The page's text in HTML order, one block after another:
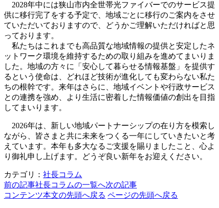
2028年中には狭山市内全世帯光ファイバーでのサービス提
供に移行完了をする予定で、地域ごとに移行のご案内をさせ
ていただいておりますので、どうかご理解いただければと思
っております。
私たちはこれまでも高品質な地域情報の提供と安定したネ
ットワーク環境を維持するための取り組みを進めてまいりま
した。地域の方々に「安心して暮らせる情報基盤」を提供す
るという使命は、どれほど技術が進化しても変わらない私た
ちの根幹です。来年はさらに、地域イベントや行政サービス
との連携を強め、より生活に密着した情報価値の創出を目指
してまいります。
2026年は、新しい地域パートナーシップの在り方を模索し
ながら、皆さまと共に未来をつくる一年にしていきたいと考
えています。本年も多大なるご支援を賜りましたこと、心よ
り御礼申し上げます。どうぞ良い新年をお迎えください。
カテゴリ： 社長コラム
前の記事社長コラムの一覧へ次の記事
コンテンツ本文の先頭へ戻る ページの先頭へ戻る